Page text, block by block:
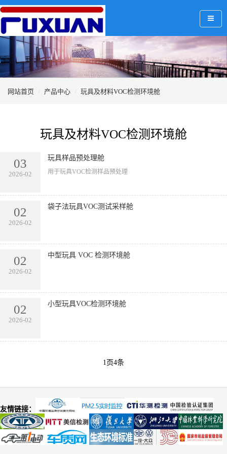
网站首页 产品中心 玩具及材料VOC检测环境舱
玩具及材料VOC检测环境舱
03
2026-02
玩具样品预处理舱
用于玩具VOC检测样品预处理
02
2026-02
袋子法玩具VOC测试采样舱
02
2026-02
中型玩具 VOC 检测环境舱
02
2026-02
小型玩具VOC检测环境舱
1页4条
友情链接：